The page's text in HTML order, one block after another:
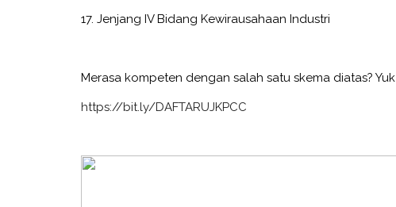
17. Jenjang IV Bidang Kewirausahaan Industri
Merasa kompeten dengan salah satu skema diatas? Yuk
https://bit.ly/DAFTARUJKPCC